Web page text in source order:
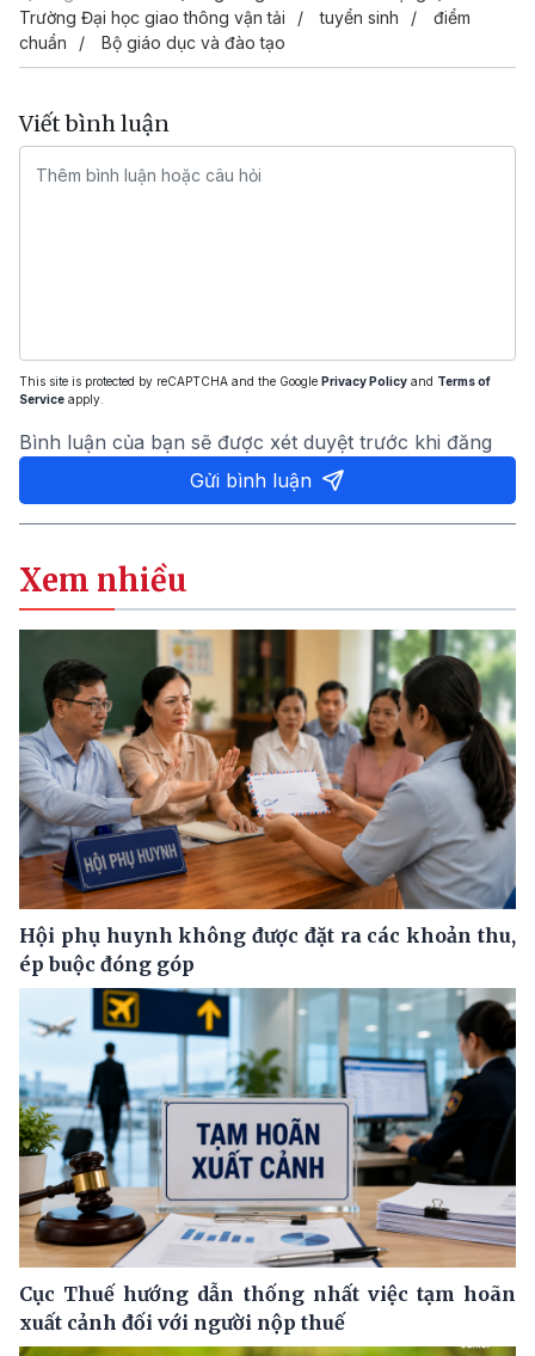
Trường Đại học giao thông vận tải
tuyển sinh
điểm
chuẩn
Bộ giáo dục và đào tạo
Viết bình luận
This site is protected by reCAPTCHA and the Google Privacy Policy and Terms of
Service apply.
Bình luận của bạn sẽ được xét duyệt trước khi đăng
Gửi bình luận
Xem nhiều
Hội phụ huynh không được đặt ra các khoản thu,
ép buộc đóng góp
Cục Thuế hướng dẫn thống nhất việc tạm hoãn
xuất cảnh đối với người nộp thuế